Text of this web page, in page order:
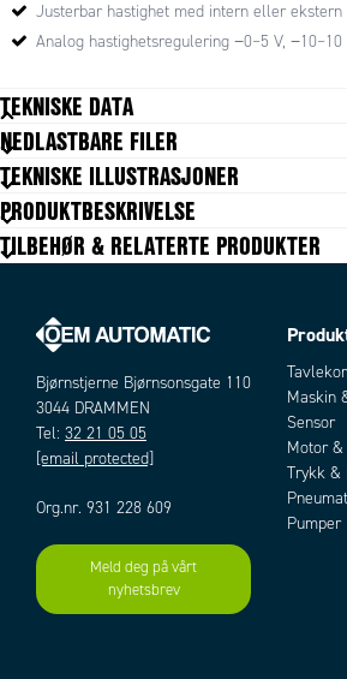
Justerbar hastighet med intern eller ekstern
Analog hastighetsregulering −0–5 V, −10–10
TEKNISKE DATA
Current limit adjustable
Impulse/continuous mode
Maks strøm (5s) 30
Speed settings Ja
Supplier
Vekt 200 g
NEDLASTBARE FILER
TEKNISKE ILLUSTRASJONER
PRODUKTBESKRIVELSE
TILBEHØR & RELATERTE PRODUKTER
Bjørnstjerne Bjørnsonsgate 110
3044 DRAMMEN
Tel: 32 21 05 05
[email protected]
Org.nr. 931 228 609
Meld deg på vårt
nyhetsbrev
Maskin
Sensor
Motor &
Trykk &
Pumper